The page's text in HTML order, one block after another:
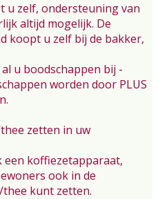
u zelf, ondersteuning van
altijd mogelijk. De
koopt u zelf bij de bakker,
u boodschappen bij -
worden door PLUS
zetten in uw
een koffiezetapparaat,
ook in de
kunt zetten.